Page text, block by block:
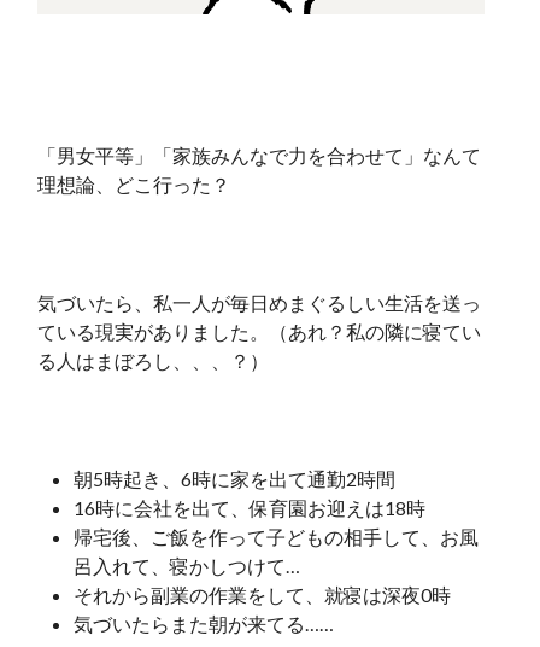
「男女平等」「家族みんなで力を合わせて」なんて
理想論、どこ行った？
気づいたら、私一人が毎日めまぐるしい生活を送っ
ている現実がありました。（あれ？私の隣に寝てい
る人はまぼろし、、、？）
朝5時起き、6時に家を出て通勤2時間
16時に会社を出て、保育園お迎えは18時
帰宅後、ご飯を作って子どもの相手して、お風
呂入れて、寝かしつけて…
それから副業の作業をして、就寝は深夜0時
気づいたらまた朝が来てる……